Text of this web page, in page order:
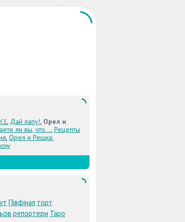
, Дай лапу!, Орел и
ли вы, что..., Рецепты
, Орел и Решка.
Півфінал торт
репортери Таро